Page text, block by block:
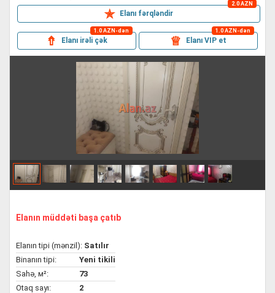
✯ Elanı fərqləndir
2.0 AZN
⇮ Elanı irəli çək
1.0 AZN-dən
♕ Elanı VIP et
1.0 AZN-dən
Elanın müddəti başa çatıb
Elanın tipi (mənzil): Satılır
Binanın tipi:
Yeni tikili
Sahə, м²:
73
Otaq sayı:
2